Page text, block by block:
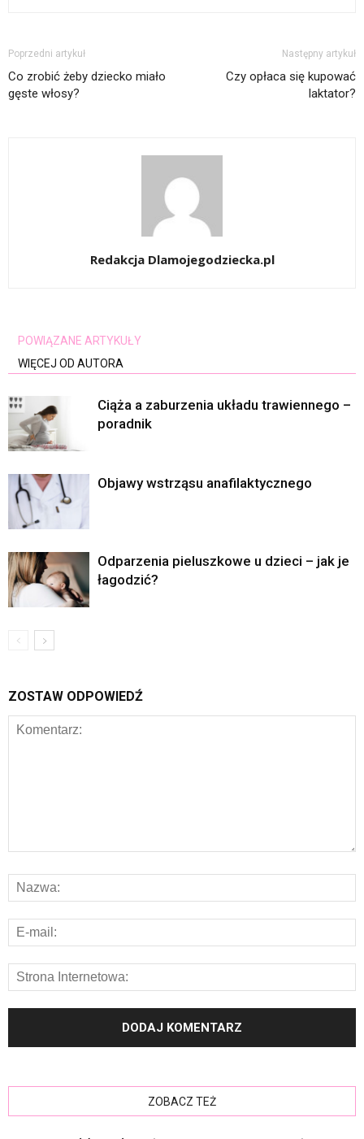
Poprzedni artykuł
Co zrobić żeby dziecko miało
gęste włosy?
Następny artykuł
Czy opłaca się kupować
laktator?
Redakcja Dlamojegodziecka.pl
POWIĄZANE ARTYKUŁY
WIĘCEJ OD AUTORA
Ciąża a zaburzenia układu trawiennego –
poradnik
Objawy wstrząsu anafilaktycznego
Odparzenia pieluszkowe u dzieci – jak je
łagodzić?
ZOSTAW ODPOWIEDŹ
ZOBACZ TEŻ